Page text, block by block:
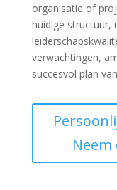
organisatie of
huidige structuur,
verwachtingen,
succesvol plan